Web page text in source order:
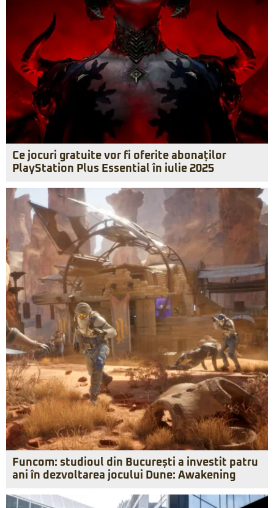
Ce jocuri gratuite vor fi oferite abonaților
PlayStation Plus Essential în iulie 2025
Funcom: studioul din București a investit patru
ani în dezvoltarea jocului Dune: Awakening